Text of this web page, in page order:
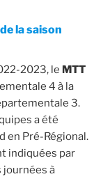
la saison
2023, le MTT
4 à la
3.
a été
en Pré-Régional.
indiquées par
journées à